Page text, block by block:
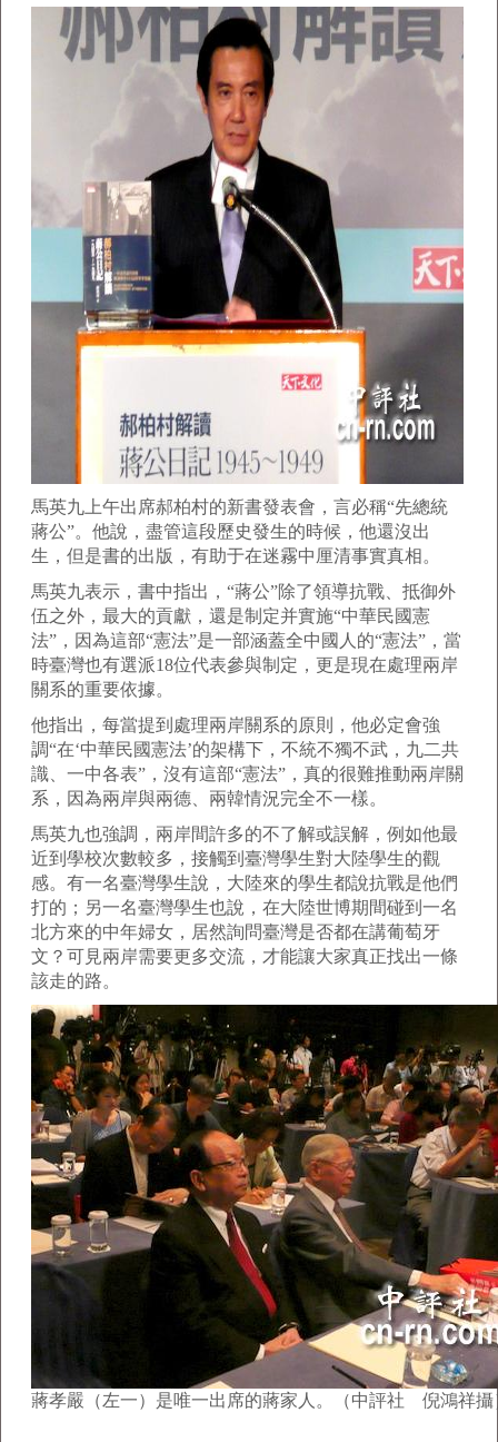
馬英九上午出席郝柏村的新書發表會，言必稱“先總統
蔣公”。他說，盡管這段歷史發生的時候，他還沒出
生，但是書的出版，有助于在迷霧中厘清事實真相。
馬英九表示，書中指出，“蔣公”除了領導抗戰、抵御外
伍之外，最大的貢獻，還是制定并實施“中華民國憲
法”，因為這部“憲法”是一部涵蓋全中國人的“憲法”，當
時臺灣也有選派18位代表參與制定，更是現在處理兩岸
關系的重要依據。
他指出，每當提到處理兩岸關系的原則，他必定會強
調“在‘中華民國憲法’的架構下，不統不獨不武，九二共
識、一中各表”，沒有這部“憲法”，真的很難推動兩岸關
系，因為兩岸與兩德、兩韓情況完全不一樣。
馬英九也強調，兩岸間許多的不了解或誤解，例如他最
近到學校次數較多，接觸到臺灣學生對大陸學生的觀
感。有一名臺灣學生說，大陸來的學生都說抗戰是他們
打的；另一名臺灣學生也說，在大陸世博期間碰到一名
北方來的中年婦女，居然詢問臺灣是否都在講葡萄牙
文？可見兩岸需要更多交流，才能讓大家真正找出一條
該走的路。
蔣孝嚴（左一）是唯一出席的蔣家人。（中評社 倪鴻祥攝